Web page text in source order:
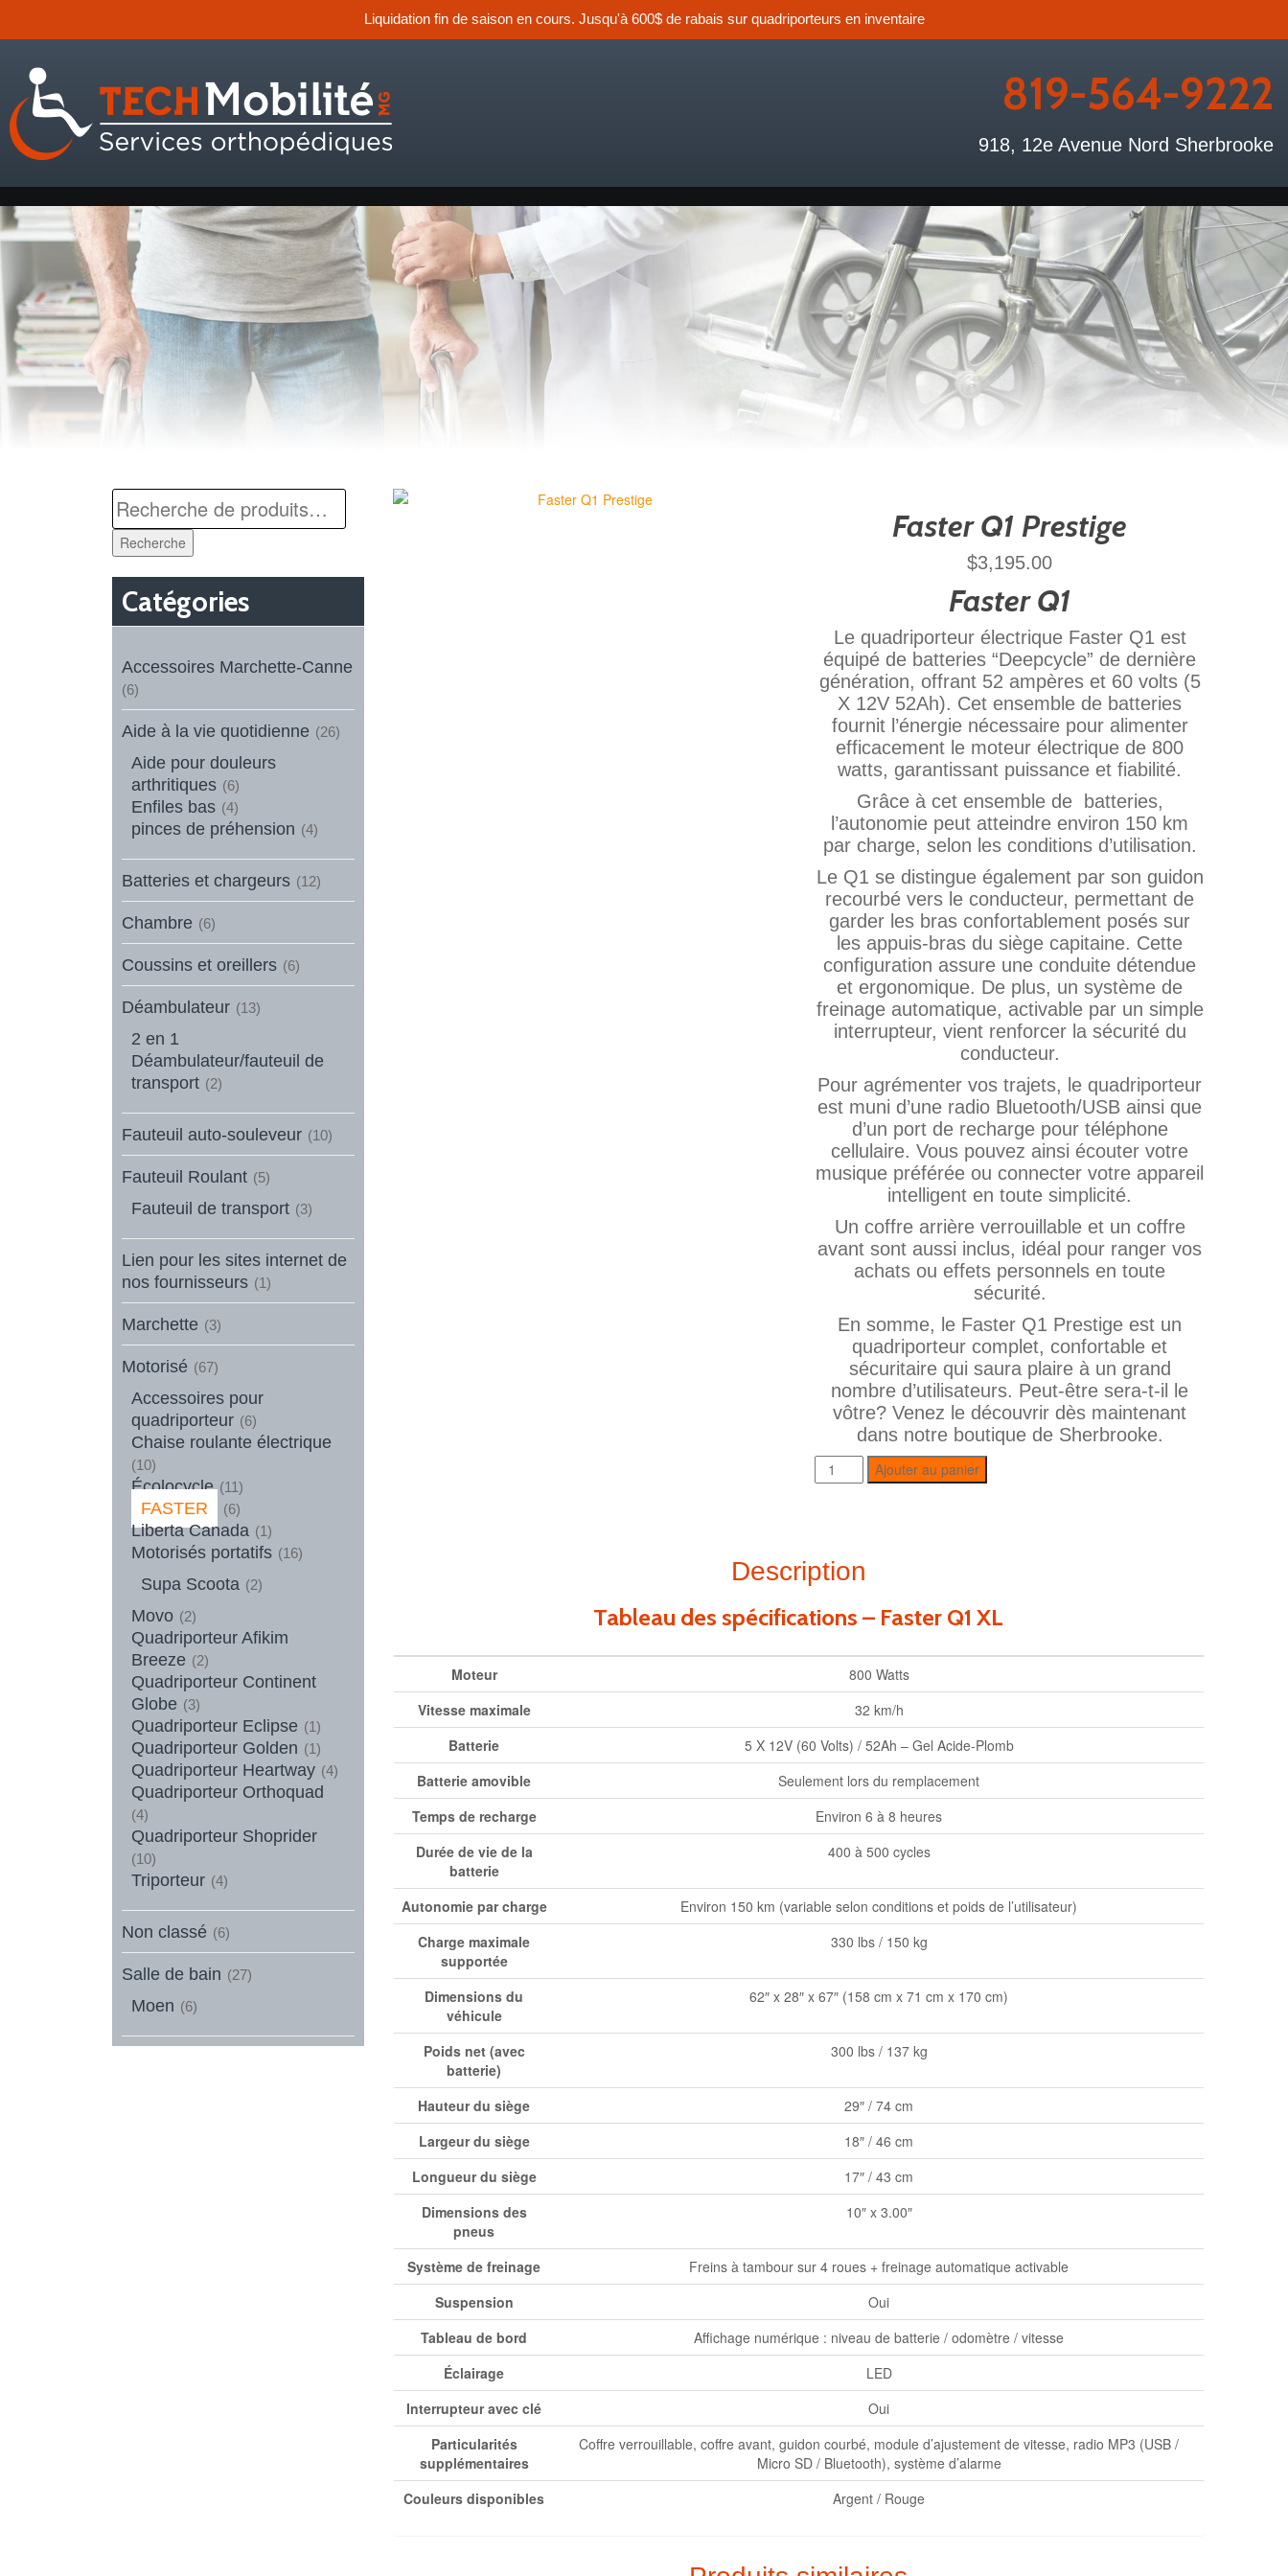
Liquidation fin de saison en cours. Jusqu'à 600$ de rabais sur quadriporteurs en inventaire
819-564-9222
918, 12e Avenue Nord Sherbrooke
Recherche
Catégories
Accessoires Marchette-Canne
(6)
Aide à la vie quotidienne (26)
Aide pour douleurs
arthritiques (6)
Enfiles bas (4)
pinces de préhension (4)
Batteries et chargeurs (12)
Chambre (6)
Coussins et oreillers (6)
Déambulateur (13)
2 en 1
Déambulateur/fauteuil de
transport (2)
Fauteuil auto-souleveur (10)
Fauteuil Roulant (5)
Fauteuil de transport (3)
Lien pour les sites internet de
nos fournisseurs (1)
Marchette (3)
Motorisé (67)
Accessoires pour
quadriporteur (6)
Chaise roulante électrique
(10)
Écolocycle (11)
FASTER (6)
Liberta Canada (1)
Motorisés portatifs (16)
Supa Scoota (2)
Movo (2)
Quadriporteur Afikim
Breeze (2)
Quadriporteur Continent
Globe (3)
Quadriporteur Eclipse (1)
Quadriporteur Golden (1)
Quadriporteur Heartway (4)
Quadriporteur Orthoquad
(4)
Quadriporteur Shoprider
(10)
Triporteur (4)
Non classé (6)
Salle de bain (27)
Moen (6)
Faster Q1 Prestige
$3,195.00
Faster Q1
Le quadriporteur électrique Faster Q1 est
équipé de batteries “Deepcycle” de dernière
génération, offrant 52 ampères et 60 volts (5
X 12V 52Ah). Cet ensemble de batteries
fournit l’énergie nécessaire pour alimenter
efficacement le moteur électrique de 800
watts, garantissant puissance et fiabilité.
Grâce à cet ensemble de batteries,
l’autonomie peut atteindre environ 150 km
par charge, selon les conditions d’utilisation.
Le Q1 se distingue également par son guidon
recourbé vers le conducteur, permettant de
garder les bras confortablement posés sur
les appuis‑bras du siège capitaine. Cette
configuration assure une conduite détendue
et ergonomique. De plus, un système de
freinage automatique, activable par un simple
interrupteur, vient renforcer la sécurité du
conducteur.
Pour agrémenter vos trajets, le quadriporteur
est muni d’une radio Bluetooth/USB ainsi que
d’un port de recharge pour téléphone
cellulaire. Vous pouvez ainsi écouter votre
musique préférée ou connecter votre appareil
intelligent en toute simplicité.
Un coffre arrière verrouillable et un coffre
avant sont aussi inclus, idéal pour ranger vos
achats ou effets personnels en toute
sécurité.
En somme, le Faster Q1 Prestige est un
quadriporteur complet, confortable et
sécuritaire qui saura plaire à un grand
nombre d’utilisateurs. Peut‑être sera‑t‑il le
vôtre? Venez le découvrir dès maintenant
dans notre boutique de Sherbrooke.
Ajouter au panier
Description
Tableau des spécifications – Faster Q1 XL
Moteur
800 Watts
Vitesse maximale
32 km/h
Batterie
5 X 12V (60 Volts) / 52Ah – Gel Acide‑Plomb
Batterie amovible
Seulement lors du remplacement
Temps de recharge
Environ 6 à 8 heures
Durée de vie de la
batterie
400 à 500 cycles
Autonomie par charge
Environ 150 km (variable selon conditions et poids de l’utilisateur)
Charge maximale
supportée
330 lbs / 150 kg
Dimensions du
véhicule
62″ x 28″ x 67″ (158 cm x 71 cm x 170 cm)
Poids net (avec
batterie)
300 lbs / 137 kg
Hauteur du siège
29″ / 74 cm
Largeur du siège
18″ / 46 cm
Longueur du siège
17″ / 43 cm
Dimensions des
pneus
10″ x 3.00″
Système de freinage
Freins à tambour sur 4 roues + freinage automatique activable
Suspension
Oui
Tableau de bord
Affichage numérique : niveau de batterie / odomètre / vitesse
Éclairage
LED
Interrupteur avec clé
Oui
Particularités
supplémentaires
Coffre verrouillable, coffre avant, guidon courbé, module d’ajustement de vitesse, radio MP3 (USB /
Micro SD / Bluetooth), système d’alarme
Couleurs disponibles
Argent / Rouge